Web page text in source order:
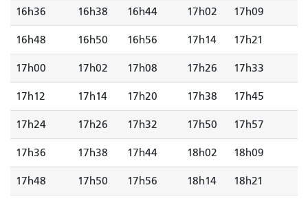
16h36 16h38 16h44 17h02 17h09
16h48 16h50 16h56 17h14 17h21
17h00 17h02 17h08 17h26 17h33
17h12 17h14 17h20 17h38 17h45
17h24 17h26 17h32 17h50 17h57
17h36 17h38 17h44 18h02 18h09
17h48 17h50 17h56 18h14 18h21